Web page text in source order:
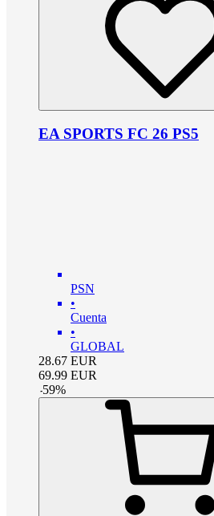
EA SPORTS FC 26 PS5
PSN
•
Cuenta
•
GLOBAL
28.67 EUR
69.99 EUR
-59%